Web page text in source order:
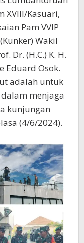
XVIII/Kasuari,
Pam VVIP
Wakil
Dr. (H.C.) K. H.
Eduard Osok.
adalah untuk
menjaga
kunjungan
(4/6/2024).